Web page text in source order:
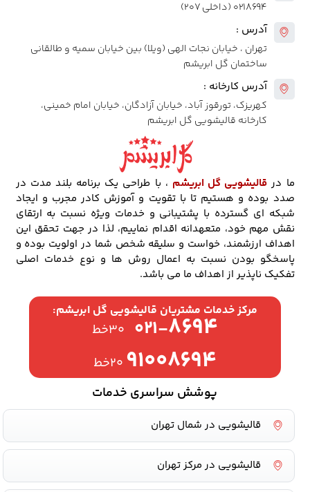
۰۲۱۸۶۹۴ (داخلی ۲۰۷)
آدرس :
تهران ، خیابان نجات الهی (ویلا) بین خیابان سمیه و طالقانی
ساختمان گل ابریشم
آدرس کارخانه :
کهریزک، تورقوز آباد، خیابان آزادگان، خیابان امام خمینی،
کارخانه قالیشویی گل ابریشم
ما در قالیشویی گل ابریشم ، با طراحی یک برنامه بلند مدت در
صدد بوده و هستیم تا با تقویت و آموزش کادر مجرب و ایجاد
شبکه ای گسترده با پشتیبانی و خدمات ویژه نسبت به ارتقای
نقش مهم خود، متعهدانه اقدام نماییم، لذا در جهت تحقق این
اهداف ارزشمند، خواست و سلیقه شخص شما در اولویت بوده و
پاسخگو بودن نسبت به اعمال روش ها و نوع خدمات اصلی
تفکیک ناپذیر از اهداف ما می باشد.
مرکز خدمات مشتریان قالیشویی گل ابریشم:
۰۲۱-۸۶۹۴ ۳۰خط
۹۱۰۰۸۶۹۴ ۲۰خط
پوشش سراسری خدمات
قالیشویی در شمال تهران
قالیشویی در مرکز تهران